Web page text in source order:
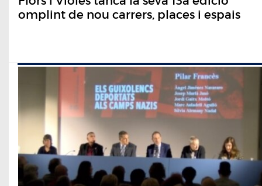
omplint de nou carrers, places i espais